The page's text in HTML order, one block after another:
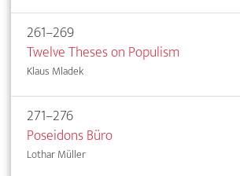
261–269
Twelve Theses on Populism
Klaus Mladek
271–276
Poseidons Büro
Lothar Müller